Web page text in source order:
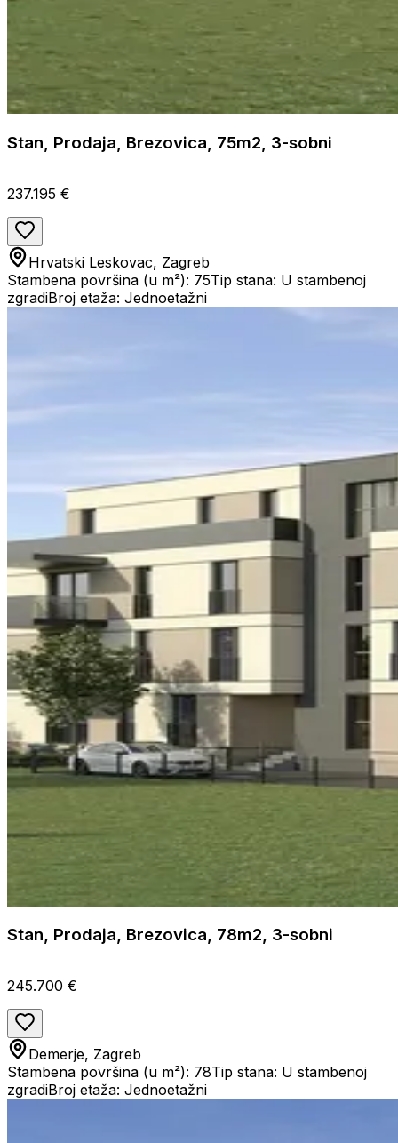
Stan, Prodaja, Brezovica, 75m2, 3-sobni
237.195 €
Hrvatski Leskovac, Zagreb
Stambena površina (u m²): 75Tip stana: U stambenoj
zgradiBroj etaža: Jednoetažni
Stan, Prodaja, Brezovica, 78m2, 3-sobni
245.700 €
Demerje, Zagreb
Stambena površina (u m²): 78Tip stana: U stambenoj
zgradiBroj etaža: Jednoetažni